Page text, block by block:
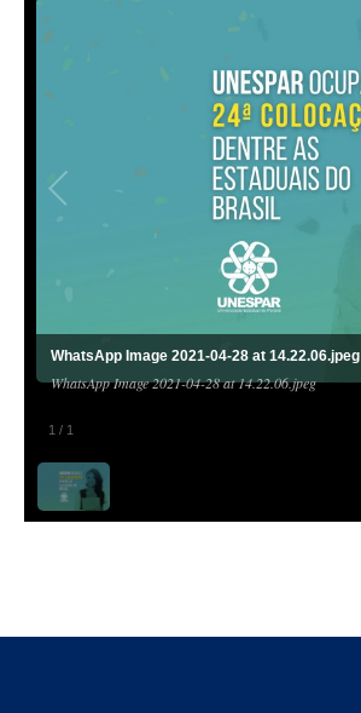
1 / 1
WhatsApp Image 2021-04-28 at 14.22.06.jpeg
WhatsApp Image 2021-04-28 at 14.22.06.jpeg